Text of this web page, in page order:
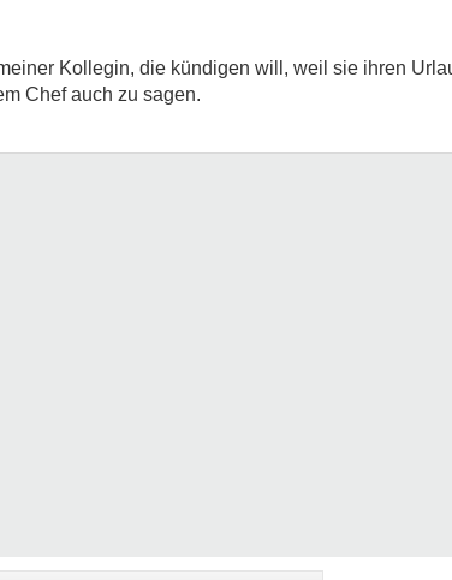
Kollegin, die kündigen will, weil sie ihren
Chef auch zu sagen.